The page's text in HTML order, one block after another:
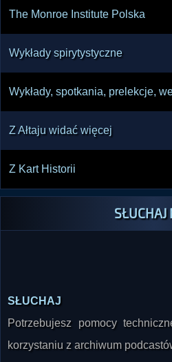
The Monroe Institute Polska
Wykłady spirytystyczne
Wykłady, spotkania, prelekcje,
Z Ałtaju widać więcej
Z Kart Historii
SŁUCHAJ
Potrzebujesz pomocy
korzystaniu z archiwum